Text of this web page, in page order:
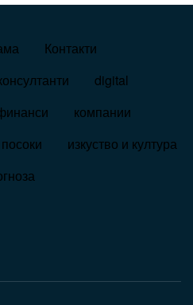
Контакти
digital
компании
посоки
изкуство и култура